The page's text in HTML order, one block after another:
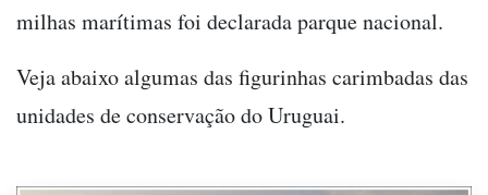
milhas marítimas foi declarada parque nacional.
Veja abaixo algumas das figurinhas carimbadas das
unidades de conservação do Uruguai.